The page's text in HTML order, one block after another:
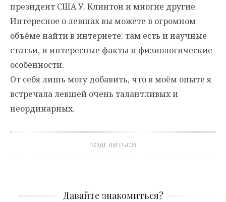
президент США У. Клинтон и многие другие.
Интересное о левшах вы можете в огромном
объёме найти в интернете: там есть и научные
статьи, и интересные факты и физиологические
особенности.
От себя лишь могу добавить, что в моём опыте я
встречала левшей очень талантливых и
неординарных.
ПОДЕЛИТЬСЯ
Давайте знакомиться?